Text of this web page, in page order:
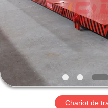
PRODUITS
A
PROPOS
DE
NOUS
Chariot de